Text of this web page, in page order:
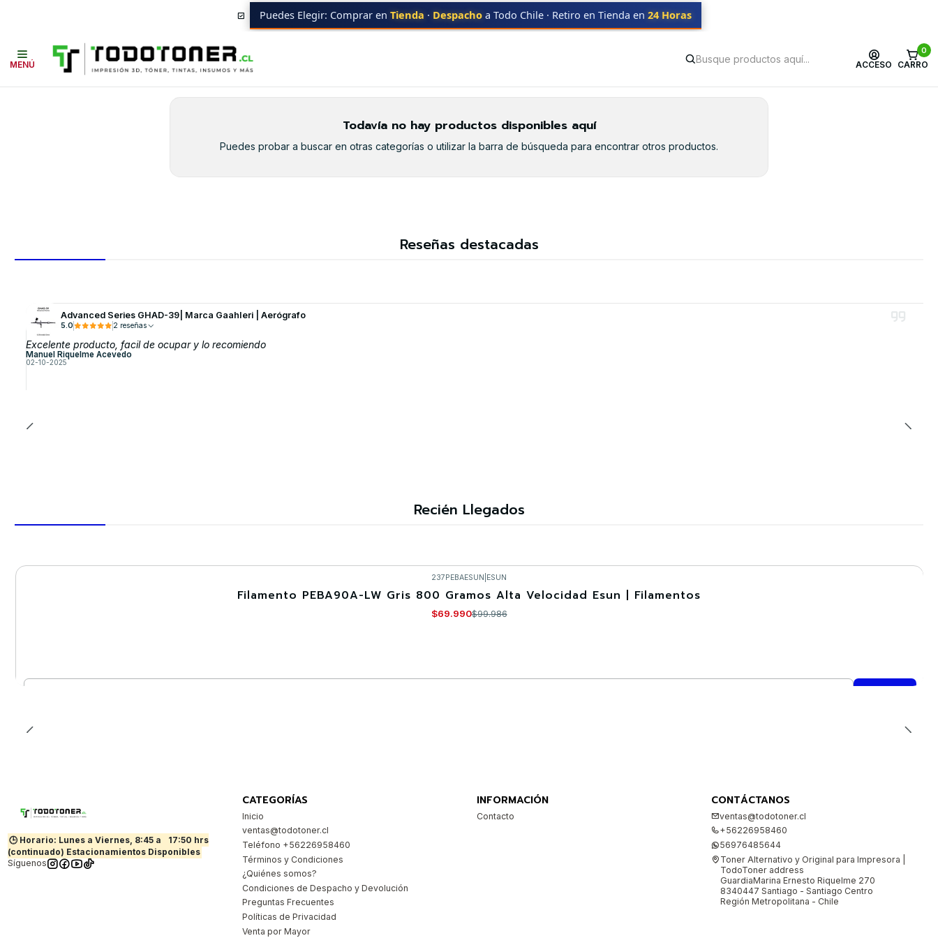
MENÚ ACCESO
0
CARRO
Puedes Elegir: Comprar en Tienda · Despacho a Todo Chile · Retiro en Tienda en 24 Horas
Equipos BROTHER HL-2170W
HL-2170W
Todavía no hay productos disponibles aquí
Puedes probar a buscar en otras categorías o utilizar la barra de búsqueda para encontrar otros productos.
Reseñas destacadas
Advanced Series GHAD-39| Marca GaahIeri | Aerógrafo
5.0 2 reseñas
Excelente producto, facil de ocupar y lo recomiendo
Manuel Riquelme Acevedo
02-10-2025
Recién Llegados
237PEBAESUN ESUN
Filamento PEBA90A-LW Gris 800 Gramos Alta Velocidad Esun | Filamentos
$69.990$99.986
🕒 Horario: Lunes a Viernes, 8:45 a
17:50 hrs
(continuado) Estacionamientos Disponibles
Síguenos
CATEGORÍAS
Inicio
ventas@todotoner.cl
Teléfono +56226958460
Términos y Condiciones
¿Quiénes somos?
Condiciones de Despacho y Devolución
Preguntas Frecuentes
Políticas de Privacidad
Venta por Mayor
INFORMACIÓN
Contacto
CONTÁCTANOS
ventas@todotoner.cl
+56226958460
56976485644
Toner Alternativo y Original para Impresora |
TodoToner address
GuardiaMarina Ernesto Riquelme 270
8340447 Santiago - Santiago Centro
Región Metropolitana - Chile